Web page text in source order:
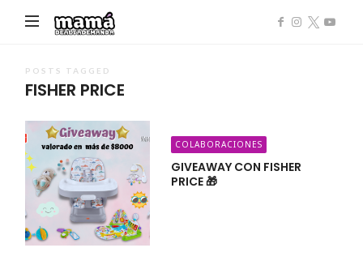
Demanda
POSTS TAGGED
FISHER PRICE
COLABORACIONES
GIVEAWAY CON FISHER
PRICE 🎁